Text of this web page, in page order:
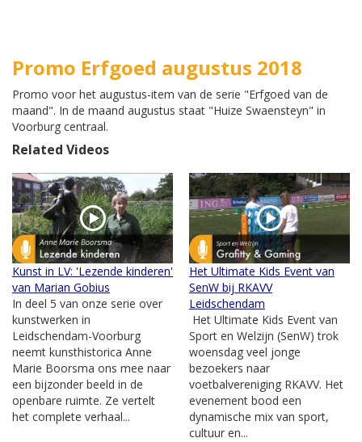
Promo Erfgoed augustus 2018
Promo voor het augustus-item van de serie "Erfgoed van de
maand". In de maand augustus staat "Huize Swaensteyn" in
Voorburg centraal.
Related Videos
Kunst in LV: 'Lezende kinderen'
van Marian Gobius
In deel 5 van onze serie over
kunstwerken in
Leidschendam-Voorburg
neemt kunsthistorica Anne
Marie Boorsma ons mee naar
een bijzonder beeld in de
openbare ruimte. Ze vertelt
het complete verhaal...
Het Ultimate Kids Event van
SenW bij RKAVV
Leidschendam
Het Ultimate Kids Event van
Sport en Welzijn (SenW) trok
woensdag veel jonge
bezoekers naar
voetbalvereniging RKAVV. Het
evenement bood een
dynamische mix van sport,
cultuur en...